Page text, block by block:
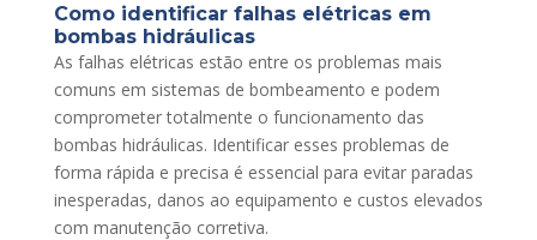
Como identificar falhas elétricas em
bombas hidráulicas
As falhas elétricas estão entre os problemas mais
comuns em sistemas de bombeamento e podem
comprometer totalmente o funcionamento das
bombas hidráulicas. Identificar esses problemas de
forma rápida e precisa é essencial para evitar paradas
inesperadas, danos ao equipamento e custos elevados
com manutenção corretiva.